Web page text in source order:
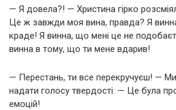
— Я довела?! — Христина гірко
Це ж завжди моя вина, правда? Я
краде! Я винна, що мені це не
винна в тому, що ти мене вдарив!
— Перестань, ти все перекручуєш! —
надати голосу твердості. — Це була
емоцій!